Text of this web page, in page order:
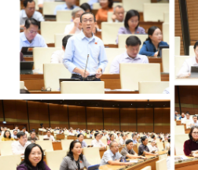
Doanh nghiệp
Thông tin doanh nghiệp
Doanh nghiệp 24h
Doanh nhân